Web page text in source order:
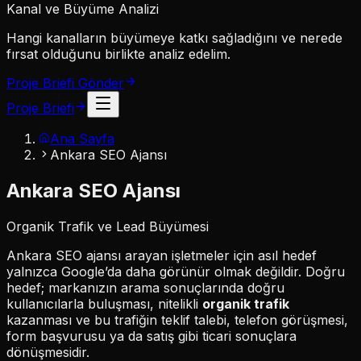
Kanal ve Büyüme Analizi
Hangi kanalların büyümeye katkı sağladığını ve nerede
fırsat olduğunu birlikte analiz edelim.
Proje Briefi Gönder
Proje Briefi
Ana Sayfa
Ankara SEO Ajansı
Ankara SEO Ajansı
Organik Trafik ve Lead Büyümesi
Ankara SEO ajansı arayan işletmeler için asıl hedef
yalnızca Google’da daha görünür olmak değildir. Doğru
hedef; markanızın arama sonuçlarında doğru
kullanıcılarla buluşması, nitelikli organik trafik
kazanması ve bu trafiğin teklif talebi, telefon görüşmesi,
form başvurusu ya da satış gibi ticari sonuçlara
dönüşmesidir.